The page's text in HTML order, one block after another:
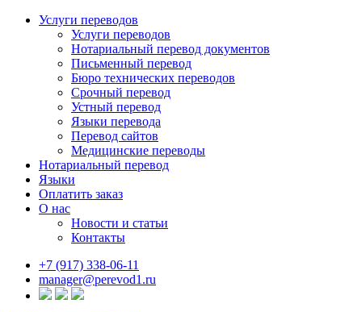
Услуги переводов
Услуги переводов
Нотариальный перевод документов
Письменный перевод
Бюро технических переводов
Срочный перевод
Устный перевод
Языки перевода
Перевод сайтов
Медицинские переводы
Нотариальный перевод
Языки
Оплатить заказ
О нас
Новости и статьи
Контакты
+7 (917) 338-06-11
manager@perevod1.ru